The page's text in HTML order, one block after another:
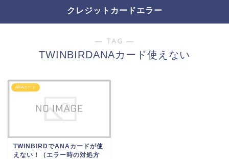
クレジットカードエラー
― TAG ―
TWINBIRDANAカード使えない
ANAカード
TWINBIRDでANAカードが使
えない！（エラー時の対処方